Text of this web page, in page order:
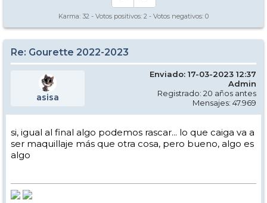
Karma: 32 - Votos positivos: 2 - Votos negativos: 0
Re: Gourette 2022-2023
asisa
Enviado: 17-03-2023 12:37
Admin
Registrado: 20 años antes
Mensajes: 47.969
si, igual al final algo podemos rascar... lo que caiga va a
ser maquillaje más que otra cosa, pero bueno, algo es
algo